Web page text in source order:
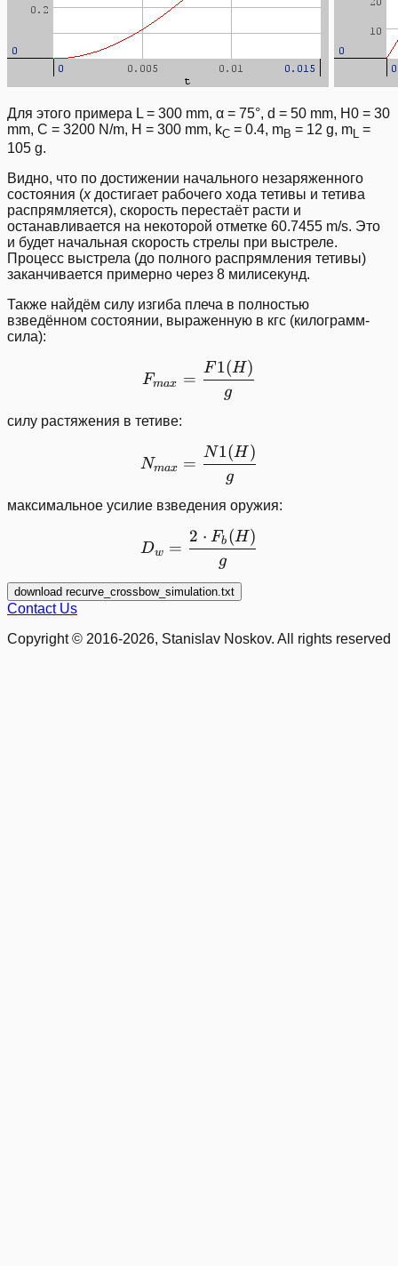
Для этого примера L = 300 mm, α = 75°, d = 50 mm, H0 = 30
mm, C = 3200 N/m, H = 300 mm, kC = 0.4, mB = 12 g, mL =
105 g.
Видно, что по достижении начального незаряженного
состояния (xдостигает рабочего хода тетивы и тетива
распрямляется), скорость перестаёт расти и
останавливается на некоторой отметке 60.7455 m/s. Это
и будет начальная скорость стрелы при выстреле.
Процесс выстрела (до полного распрямления тетивы)
заканчивается примерно через 8 милисекунд.
Также найдём силу изгиба плеча в полностью
взведённом состоянии, выраженную в кгс (килограмм-
сила):
F_{max} =
Fmax =
g
F1(H)
силу растяжения в тетиве:
N_{max} =
Nmax =
g
N1(H )
максимальное усилие взведения оружия:
D_w = \frac{2\cdot
Dw =
g
2 ⋅ Fb (H)
download recurve_crossbow_simulation.txt
Contact Us
Copyright © 2016-2026, Stanislav Noskov. All rights reserved